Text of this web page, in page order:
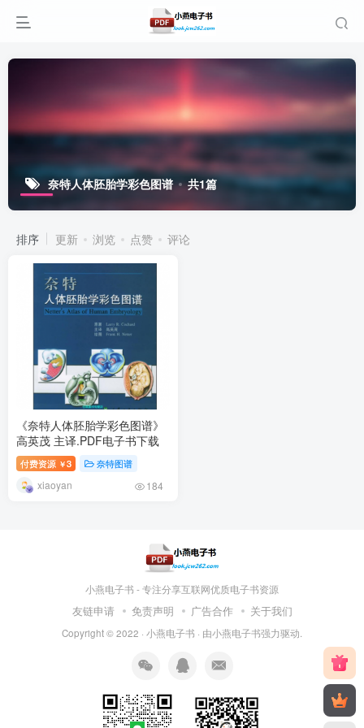
奈特人体胚胎学彩色图谱 共1篇
排序 更新 浏览 点赞 评论
《奈特人体胚胎学彩色图谱》
高英茂 主译.PDF电子书下载
付费资源 ￥3 奈特图谱
xiaoyan 184
小燕电子书 - 专注分享互联网优质电子书资源
友链申请 免责声明 广告合作 关于我们
Copyright © 2022 · 小燕电子书 · 由小燕电子书强力驱动.